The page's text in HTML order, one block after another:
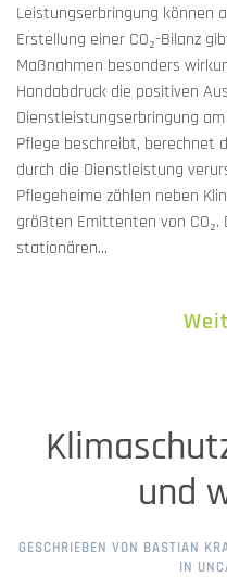
Leistungserbringung können
Erstellung einer CO₂-Bilanz
Maßnahmen besonders
Handabdruck die positiven
Dienstleistungserbringung
Pflege beschreibt, berechnet
durch die Dienstleistung
Pflegeheime zählen neben
größten Emittenten von
stationären...
und
GESCHRIEBEN VON BASTIAN
IN